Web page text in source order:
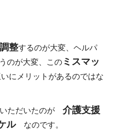
調整するのが大変、ヘルパ
のが大変、この ミスマッ
にメリットがあるのではな
ただいたのが 介護支援
ルなのです。